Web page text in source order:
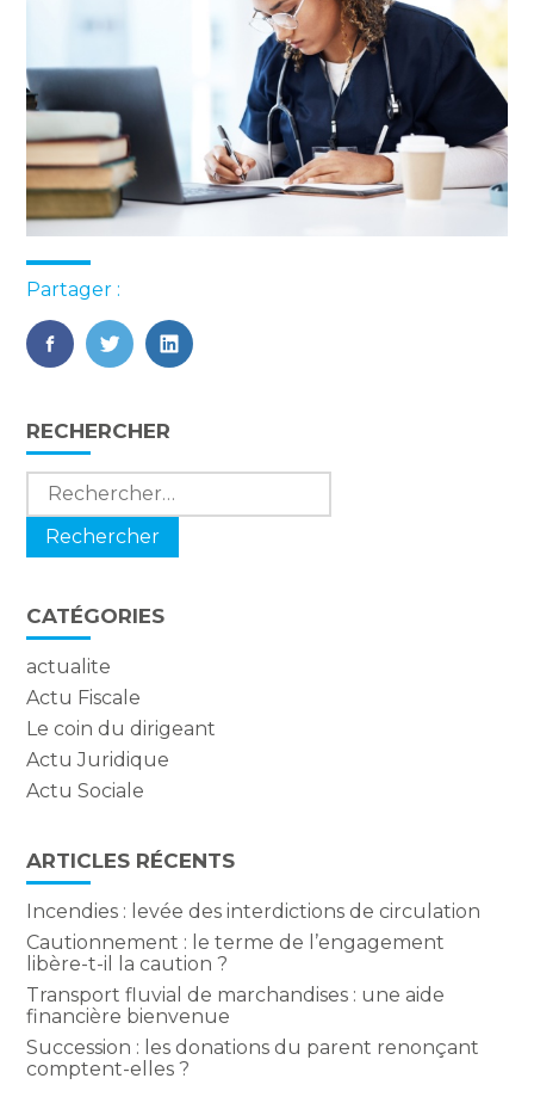
Partager :
FaceBook
TwitterLinkedIn
Blog
sidebar
RECHERCHER
Rechercher :
CATÉGORIES
actualite
Actu Fiscale
Le coin du dirigeant
Actu Juridique
Actu Sociale
ARTICLES RÉCENTS
Incendies : levée des interdictions de circulation
Cautionnement : le terme de l’engagement
libère-t-il la caution ?
Transport fluvial de marchandises : une aide
financière bienvenue
Succession : les donations du parent renonçant
comptent-elles ?